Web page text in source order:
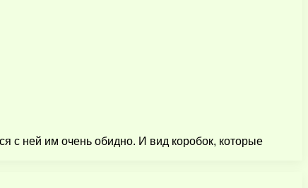
с ней им очень обидно. И вид коробок, которые